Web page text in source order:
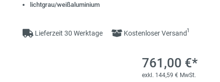
lichtgrau/weißaluminium
Lieferzeit 30 Werktage Kostenloser Versand1
761,00 €*
exkl. 144,59 € MwSt.